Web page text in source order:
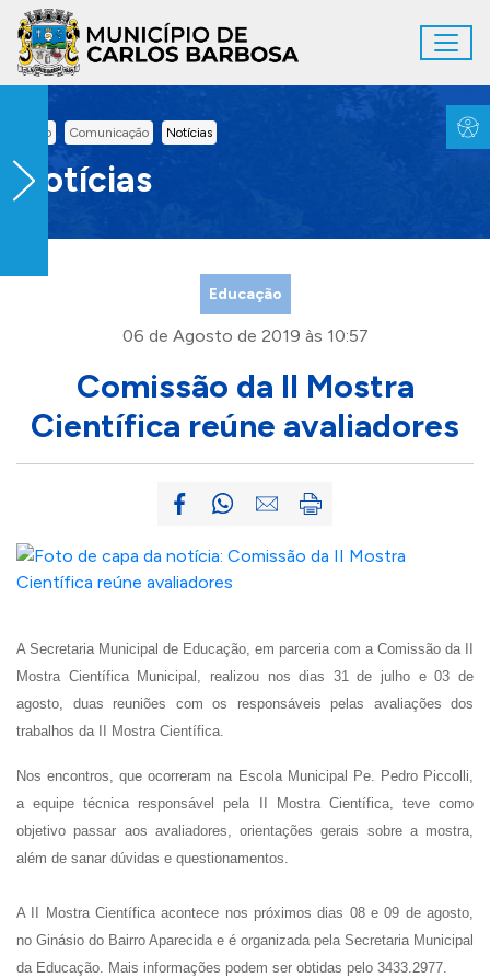
Ir para conteúdo principal
Inicio Comunicação Notícias
Notícias
Educação
06 de Agosto de 2019 às 10:57
Comissão da II Mostra
Científica reúne avaliadores
A Secretaria Municipal de Educação, em parceria com a Comissão da II
Mostra Científica Municipal, realizou nos dias 31 de julho e 03 de
agosto, duas reuniões com os responsáveis pelas avaliações dos
trabalhos da II Mostra Científica.
Nos encontros, que ocorreram na Escola Municipal Pe. Pedro Piccolli,
a equipe técnica responsável pela II Mostra Científica, teve como
objetivo passar aos avaliadores, orientações gerais sobre a mostra,
além de sanar dúvidas e questionamentos.
A II Mostra Científica acontece nos próximos dias 08 e 09 de agosto,
no Ginásio do Bairro Aparecida e é organizada pela Secretaria Municipal
da Educação. Mais informações podem ser obtidas pelo 3433.2977.